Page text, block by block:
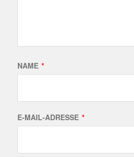
NAME *
E-MAIL-ADRESSE *